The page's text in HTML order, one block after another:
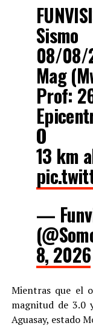
Sismo
08/08/
Mag
Prof:
O
13 km
—
8, 2026
Mientras que el
magnitud de 3.0
Aguasay, estado